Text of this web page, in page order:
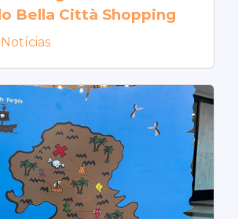
Bella Città Shopping
Notícias